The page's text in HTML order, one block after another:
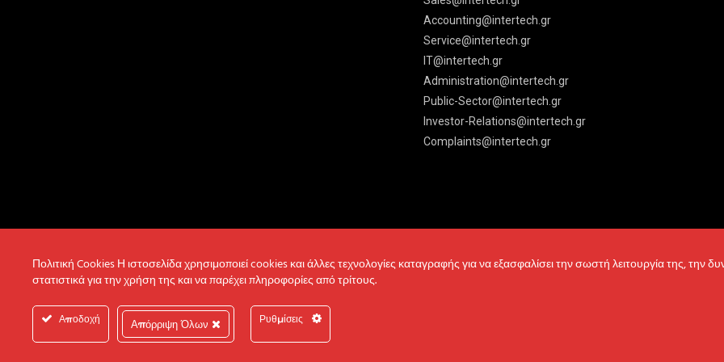
Accounting@intertech.gr
Service@intertech.gr
IT@intertech.gr
Administration@intertech.gr
Public-Sector@intertech.gr
Investor-Relations@intertech.gr
Complaints@intertech.gr
© 2022 Intertech S.A. All Rights reserved.
Πολιτική Cookies Η ιστοσελίδα χρησιμοποιεί cookies και άλλες τεχνολογίες καταγραφής για να εξασφαλίσει την σωστή λειτουργία της, την
στατιστικά για την χρήση της και να παρέχει πληροφορίες από τρίτους.
Αποδοχή Απόρριψη Όλων Ρυθμίσεις